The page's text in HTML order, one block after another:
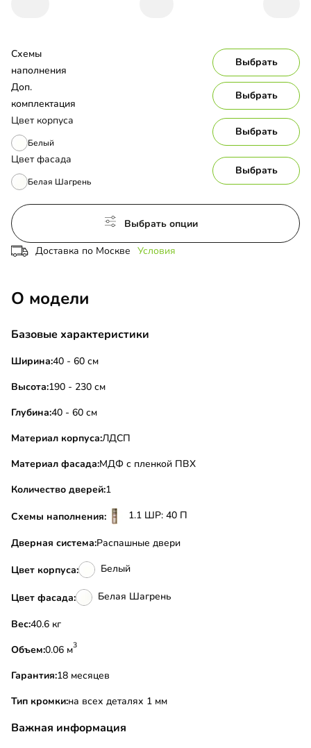
Цвет корпуса
Белый
Выбрать
Цвет фасада
Белая Шагрень
Выбрать
Схемы
наполнения
Выбрать
Доп.
комплектация
Выбрать
Выбрать опции
Доставка по Москве Условия
О модели
Базовые характеристики
Ширина:40 - 60 см
Высота:190 - 230 см
Глубина:40 - 60 см
Материал корпуса:ЛДСП
Материал фасада:МДФ с пленкой ПВХ
Количество дверей:1
Схемы наполнения: 1.1 ШР: 40 П
Дверная система:Распашные двери
Цвет корпуса: Белый
Цвет фасада: Белая Шагрень
Вес:
40.6 кг
Объем:
0.06 м3
Гарантия:18 месяцев
Тип кромки:на всех деталях 1 мм
Важная информация